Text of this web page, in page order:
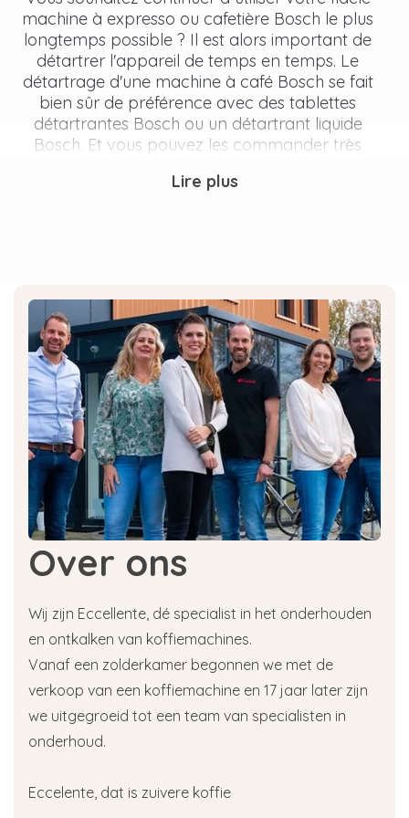
machine à expresso ou cafetière Bosch le plus
longtemps possible ? Il est alors important de
détartrer l'appareil de temps en temps. Le
détartrage d'une machine à café Bosch se fait
bien sûr de préférence avec des tablettes
détartrantes Bosch ou un détartrant liquide
Bosch. Et vous pouvez les commander très
Eccellente !
Un détartrage régulier est important pour
prolonger la durée de vie de votre cafetière et
préserver le goût délicieux de votre café. Mais il
y a une autre raison. Si votre cafetière tombe en
panne, le fabricant évaluera d'abord l'appareil
avant d'accorder la garantie. S'il est constaté
que vous n'avez pas suffisamment détartré, ou
que vous avez utilisé les mauvais produits pour
le détartrage, la garantie de votre cafetière peut
être annulée.
Notre assortiment de tablettes
détartrantes Bosch
Eccellente propose une vaste gamme de
tablettes détartrantes Bosch. Vous pouvez par
exemple choisir un lot de 6 tablettes
détartrantes Bosch. Celles-ci conviennent aux
machines à expresso entièrement automatiques
et semi-automatiques, aux machines à café filtre
et aux bouilloires de Bosch, Siemens, Gaggenau
assortiment !
Lire plus
Over ons
Wij zijn Eccellente, dé specialist in het onderhouden
en ontkalken van koffiemachines.
Vanaf een zolderkamer begonnen we met de
verkoop van een koffiemachine en 17 jaar later zijn
we uitgegroeid tot een team van specialisten in
onderhoud.
Eccelente, dat is zuivere koffie